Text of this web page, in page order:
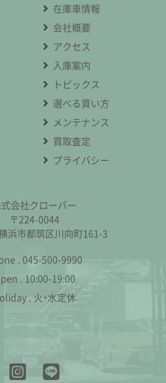
在庫車情報
会社概要
アクセス
入庫案内
トピックス
選べる買い方
メンテナンス
買取査定
プライバシー
会社クローバー
〒224-0044
浜市都筑区川向町161-3
. 045-500-9990
. 10:00-19:00
. 火・水定休